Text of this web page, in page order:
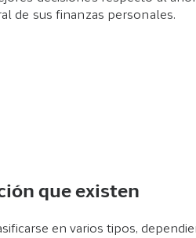
de sus finanzas personales.
que existen
en varios tipos,